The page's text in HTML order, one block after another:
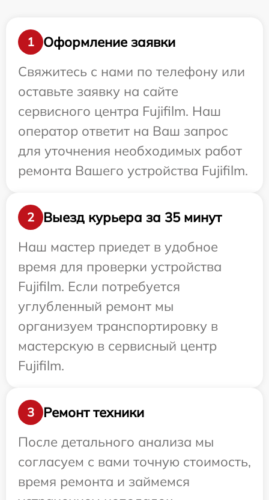
1
Оформление заявки
Свяжитесь с нами по телефону или
оставьте заявку на сайте
сервисного центра Fujifilm. Наш
оператор ответит на Ваш запрос
для уточнения необходимых работ
ремонта Вашего устройства Fujifilm.
2
Выезд курьера за 35 минут
Наш мастер приедет в удобное
время для проверки устройства
Fujifilm. Если потребуется
углубленный ремонт мы
организуем транспортировку в
мастерскую в сервисный центр
Fujifilm.
3
Ремонт техники
После детального анализа мы
согласуем с вами точную стоимость,
время ремонта и займемся